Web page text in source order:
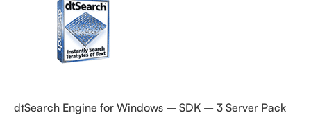
dtSearch Engine for Windows – SDK – 3 Server Pack